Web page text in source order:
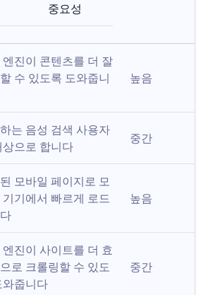
중요성
엔진이 콘텐츠를 더 잘
수 있도록 도와줍니
높음
는 음성 검색 사용자
상으로 합니다
중간
모바일 페이지로 모
기기에서 빠르게 로드
높음
엔진이 사이트를 더 효
로 크롤링할 수 있도
와줍니다
중간